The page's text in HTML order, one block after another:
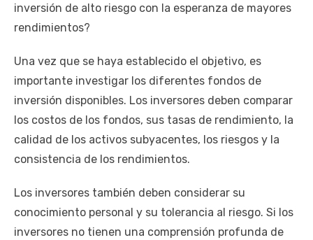
inversión de alto riesgo con la esperanza de mayores
rendimientos?
Una vez que se haya establecido el objetivo, es
importante investigar los diferentes fondos de
inversión disponibles. Los inversores deben comparar
los costos de los fondos, sus tasas de rendimiento, la
calidad de los activos subyacentes, los riesgos y la
consistencia de los rendimientos.
Los inversores también deben considerar su
conocimiento personal y su tolerancia al riesgo. Si los
inversores no tienen una comprensión profunda de